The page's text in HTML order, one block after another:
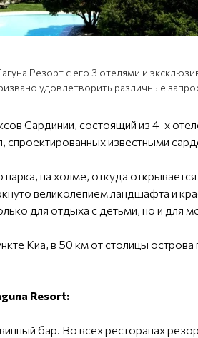
Резорт с его 3 отелями и
удовлетворить различные
Сардинии, состоящий из 4-х
известными
на холме, откуда
великолепием ландшафта и
для отдыха с детьми, но и для
Киа, в 50 км от столицы
Resort:
бар. Во всех ресторанах